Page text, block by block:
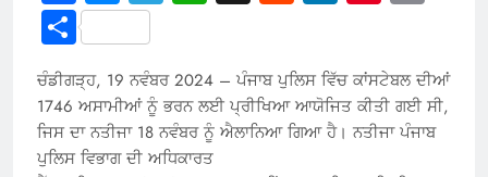
Share
ਚੰਡੀਗੜ੍ਹ, 19 ਨਵੰਬਰ 2024 – ਪੰਜਾਬ ਪੁਲਿਸ ਵਿੱਚ ਕਾਂਸਟੇਬਲ ਦੀਆਂ
1746 ਅਸਾਮੀਆਂ ਨੂੰ ਭਰਨ ਲਈ ਪ੍ਰੀਖਿਆ ਆਯੋਜਿਤ ਕੀਤੀ ਗਈ ਸੀ,
ਜਿਸ ਦਾ ਨਤੀਜਾ 18 ਨਵੰਬਰ ਨੂੰ ਐਲਾਨਿਆ ਗਿਆ ਹੈ। ਨਤੀਜਾ ਪੰਜਾਬ
ਪੁਲਿਸ ਵਿਭਾਗ ਦੀ ਅਧਿਕਾਰਤ